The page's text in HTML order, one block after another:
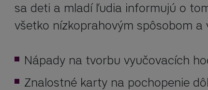
sa deti a mladí ľudia informujú o
všetko nízkoprahovým spôsobom
Nápady na tvorbu vyučovacích
Znalostné karty na pochopenie